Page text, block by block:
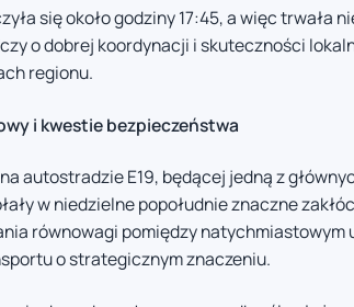
się około godziny 17:45, a więc trwała
o dobrej koordynacji i skuteczności
regionu.
i kwestie bezpieczeństwa
autostradzie E19, będącej jedną z
w niedzielne popołudnie znaczne
równowagi pomiędzy natychmiastowym
o strategicznym znaczeniu.